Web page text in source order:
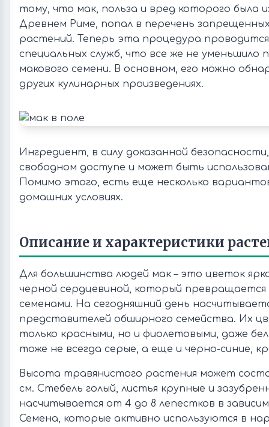
тому, что мак, польза и вред которого была
Древнем Риме, попал в перечень
растений. Теперь эта процедура
специальных служб, что все же не уменьшило
макового семени. В основном, его можно
других кулинарных произведениях.
Ингредиент, в силу доказанной
свободном доступе и может быть
Помимо этого, есть еще несколько
домашних условиях.
Описание и характеристики
Для большинства людей мак – это цветок
черной сердцевиной, который превращается
семенами. На сегодняшний день
представителей обширного семейства. Их
только красными, но и фиолетовыми, даже
тоже не всегда серые, а еще и черно-синие,
Высота травянистого растения может
см. Стебель голый, листья крупные и
насчитывается от 4 до 8 лепестков в
Семена, которые активно используются в